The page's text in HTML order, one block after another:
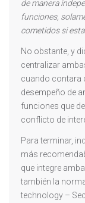
de manera
funciones,
cometidos si
No obstante, y
centralizar
cuando contara
desempeño de
funciones que
conflicto de
Para terminar,
más
que integre
también la
technology –